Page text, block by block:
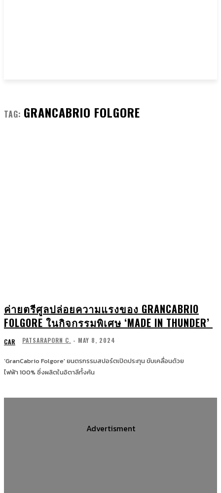
TAG: GRANCABRIO FOLGORE
ค่ายตรีศูลปล่อยความแรงของ GRANCABRIO
FOLGORE ในกิจกรรมพิเศษ ‘MADE IN THUNDER’
CAR PATSARAPORN C. - MAY 8, 2024
‘GranCabrio Folgore' ยนตรกรรมสปอร์ตเปิดประทุน ขับเคลื่อนด้วย
ไฟฟ้า 100% ซึ่งผลิตในอิตาลีทั้งคัน
Advertisment